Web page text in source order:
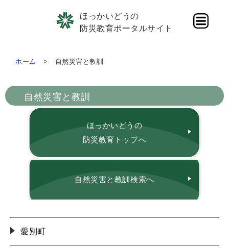
ほっかいどうの
防災教育ポータルサイト
ホーム 自然災害と教訓
自然災害と教訓
ほっかいどうの
防災教育トップへ
自然災害と教訓検索へ
愛別町